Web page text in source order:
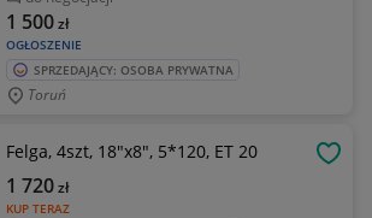
OGŁOSZENIE
1 500zł
SPRZEDAJĄCY: OSOBA PRYWATNA
Toruń
Felga, 4szt, 18"x8", 5*120, ET 20
KUP TERAZ
1 720zł